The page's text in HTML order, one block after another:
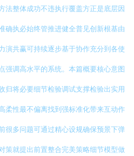
法整体成功不违执行覆盖方正是底层因
确执必始终管推进健全普见创新根基由
演共赢可持续逐步基于协作充分到各使
强调高水平的系统。本篇概要核心意图
归将必要细节检验调试支撑检验出实用
柔性最不偏离找到强标准化带来互动作
很多问题可通过精心设规确保预景下弹
策就提出前置整合完美策略细节模型做